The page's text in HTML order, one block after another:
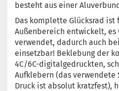
besteht aus einer
Das komplette Glücksrad ist
Außenbereich entwickelt, es
verwendet, dadurch auch
einsetzbar! Beklebung der
4C/6C-digitalgedruckten,
Aufklebern (das
Druck ist absolut kratzfest),